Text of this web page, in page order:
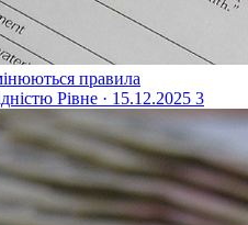
правила
Рівне · 15.12.2025 3